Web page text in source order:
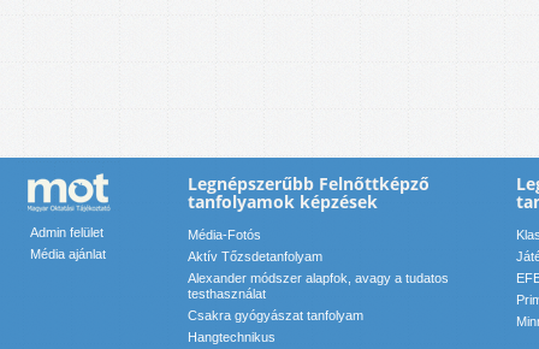
Admin felület
Média ajánlat
Legnépszerűbb Felnőttképző
tanfolyamok képzések
Média-Fotós
Aktív Tőzsdetanfolyam
Alexander módszer alapfok, avagy a tudatos
testhasználat
Csakra gyógyászat tanfolyam
Hangtechnikus